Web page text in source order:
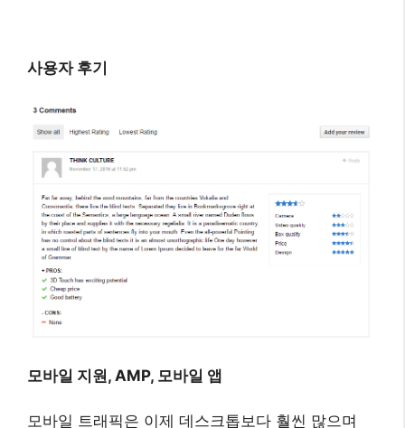
모바일 지원, AMP, 모바일 앱
모바일 트래픽은 이제 데스크톱보다 훨씬 많으며
러그인 모두 AMP를 완벽하게 지원합니다. 스타일
링뿐만 아니라 AMP 버전의 게시물에서 실제 제휴
전자상거래 스타일을 얻을 수 있습니다. 저자도 곧
모바일 앱을 만드는 방법을 보여줄 것을 약속합니
다.
브, 콘텐츠 단축 코드, 준비된 홈페이지 템플릿 및
수많은 디자인 변형과 같은 테마 및 플러그인의 수
많은 고유 기능이 있으며 이 모든 기능은 코드 기술